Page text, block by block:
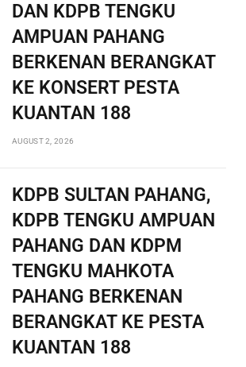
DAN KDPB TENGKU
AMPUAN PAHANG
BERKENAN BERANGKAT
KE KONSERT PESTA
KUANTAN 188
AUGUST 2, 2026
KDPB SULTAN PAHANG,
KDPB TENGKU AMPUAN
PAHANG DAN KDPM
TENGKU MAHKOTA
PAHANG BERKENAN
BERANGKAT KE PESTA
KUANTAN 188